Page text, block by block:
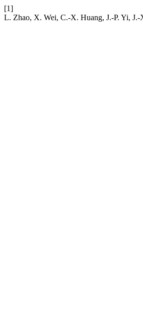
[1]
L. Zhao, X. Wei, C.-X. Huang, J.-P. Yi,